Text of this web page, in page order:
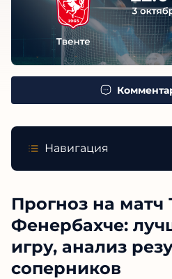
Навигация
Прогноз на матч
Фенербахче:
игру, анализ
соперников